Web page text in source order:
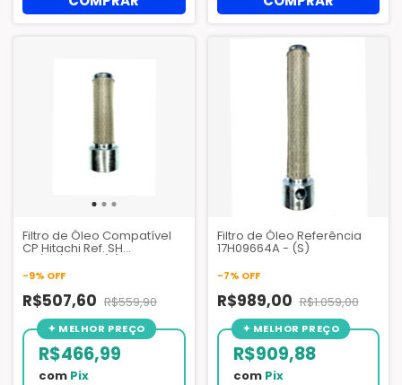
Filtro de Óleo Compatível
CP Hitachi Ref. SH
40/50/60TR - (S)
-9% OFF
R$507,60 R$559,90
R$466,99
com Pix
Filtro de Óleo Referência
17H09664A - (S)
-7% OFF
R$989,00 R$1.059,00
R$909,88
com Pix